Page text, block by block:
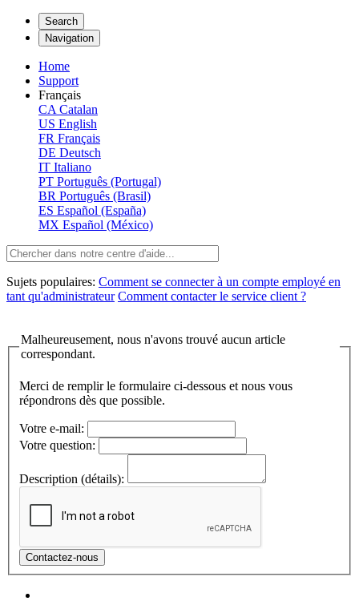
Search
Navigation
Home
Support
Français
CA Catalan
US English
FR Français
DE Deutsch
IT Italiano
PT Português (Portugal)
BR Português (Brasil)
ES Español (España)
MX Español (México)
Sujets populaires: Comment se connecter à un compte employé en
tant qu'administrateur Comment contacter le service client ?
Malheureusement, nous n'avons trouvé aucun article
correspondant.
Merci de remplir le formulaire ci-dessous et nous vous
répondrons dès que possible.
Votre e-mail:
Votre question:
Description (détails):